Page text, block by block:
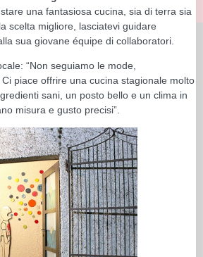
una fantasiosa cucina, sia di terra sia
scelta migliore, lasciatevi guidare
sua giovane équipe di collaboratori.
“Non seguiamo le mode,
piace offrire una cucina stagionale molto
sani, un posto bello e un clima in
misura e gusto precisi”.